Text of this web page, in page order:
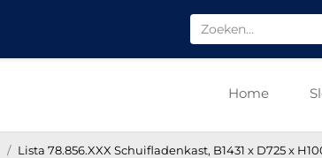
Home
Lista 78.856.XXX Schuifladenkast, B1431 x D725 x